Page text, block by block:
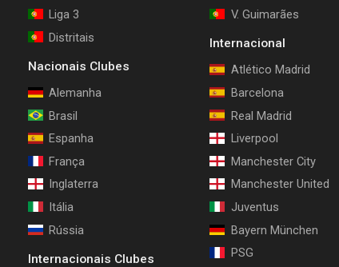
Liga 3
Distritais
Nacionais Clubes
Alemanha
Brasil
Espanha
França
Inglaterra
Itália
Rússia
Internacionais Clubes
V. Guimarães
Internacional
Atlético Madrid
Barcelona
Real Madrid
Liverpool
Manchester City
Manchester United
Juventus
Bayern München
PSG